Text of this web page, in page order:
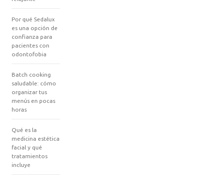
Por qué Sedalux
es una opción de
confianza para
pacientes con
odontofobia
Batch cooking
saludable: cómo
organizar tus
menús en pocas
horas
Qué es la
medicina estética
facial y qué
tratamientos
incluye